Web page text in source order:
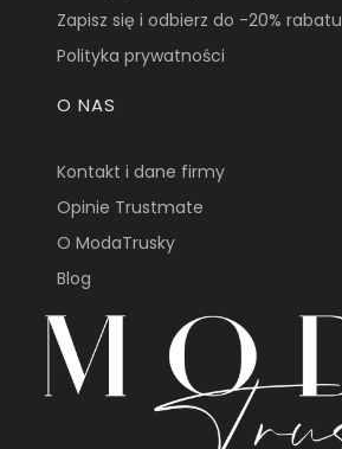
Zapisz się i odbierz do -20% rabatu
Polityka prywatności
O NAS
Kontakt i dane firmy
Opinie Trustmate
O ModaTrusky
Blog